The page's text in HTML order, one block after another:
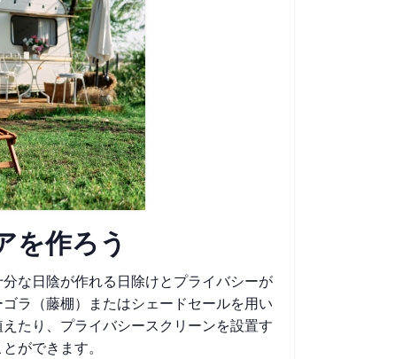
を作ろう
な日陰が作れる日除けとプライバシーが
ラ（藤棚）またはシェードセールを用い
たり、プライバシースクリーンを設置す
ができます。